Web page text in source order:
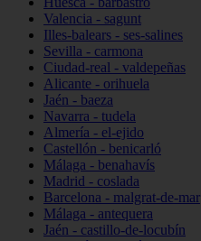
Valencia - sagunt
Illes-balears - ses-salines
Sevilla - carmona
Ciudad-real - valdepeñas
Alicante - orihuela
Jaén - baeza
Navarra - tudela
Almería - el-ejido
Castellón - benicarló
Málaga - benahavís
Madrid - coslada
Barcelona - malgrat-de-mar
Málaga - antequera
Jaén - castillo-de-locubín